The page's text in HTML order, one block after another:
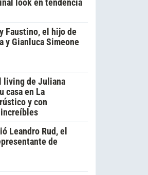
look en tendencia
Faustino, el hijo de
y Gianluca Simeone
living de Juliana
casa en La
y con
Leandro Rud, el
de